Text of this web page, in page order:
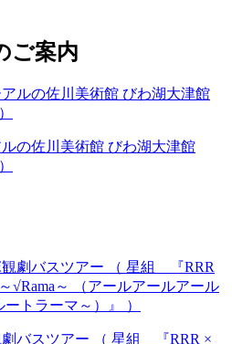
ご案内
の佐川美術館 びわ湖大津館
劇バスツアー （ 星組 『RRR ×